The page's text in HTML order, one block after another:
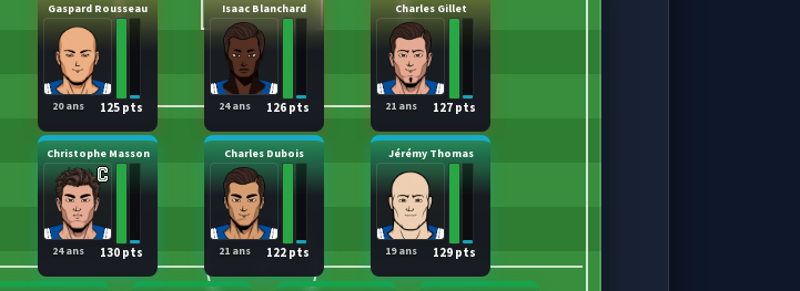
Christophe Masson
130 pts
24 ans
Charles Dubois
122 pts
21 ans
Jérémy Thomas
129 pts
19 ans
Gaspard Rousseau
125 pts
20 ans
Isaac Blanchard
126 pts
24 ans
Charles Gillet
127 pts
21 ans